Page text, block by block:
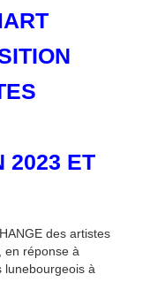
2023 ET
des artistes
en réponse à
lunebourgeois à